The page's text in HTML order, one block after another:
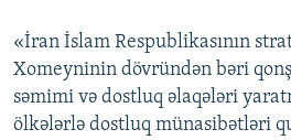
«İran İslam Respublikasının
Xomeyninin dövründən bəri
səmimi və dostluq əlaqələri
ölkələrlə dostluq münasibətləri